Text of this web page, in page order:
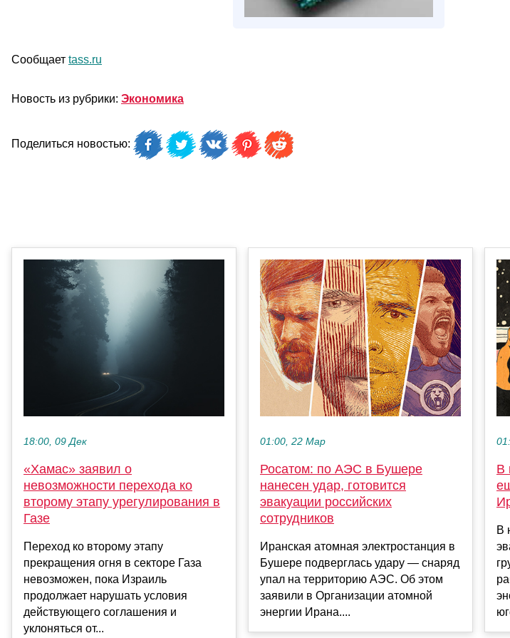
Сообщает tass.ru
Новость из рубрики: Экономика
Поделиться новостью:
18:00, 09 Дек
«Хамас» заявил о
невозможности перехода ко
второму этапу урегулирования в
Газе
Переход ко второму этапу
прекращения огня в секторе Газа
невозможен, пока Израиль
продолжает нарушать условия
действующего соглашения и
уклоняться от...
01:00, 22 Мар
Росатом: по АЭС в Бушере
нанесен удар, готовится
эвакуации российских
сотрудников
Иранская атомная электростанция в
Бушере подверглась удару — снаряд
упал на территорию АЭС. Об этом
заявили в Организации атомной
энергии Ирана....
В
В